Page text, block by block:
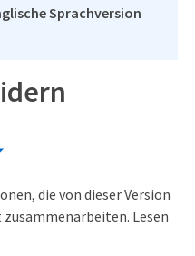
Sprachversion
die von dieser Version
Lesen